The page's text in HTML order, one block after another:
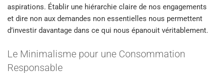
aspirations. Établir une hiérarchie claire de nos engagements
et dire non aux demandes non essentielles nous permettent
d’investir davantage dans ce qui nous épanouit véritablement.
Le Minimalisme pour une Consommation
Responsable